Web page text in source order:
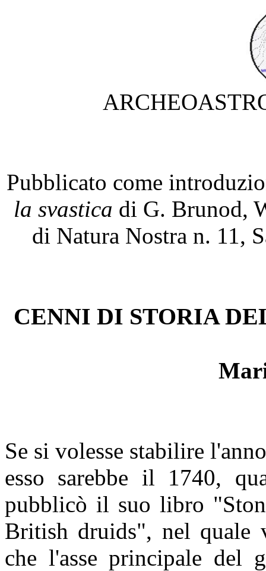
Pubblicato come
la svastica di G. Brunod,
di Natura Nostra n. 11,
CENNI DI STORIA
Se si volesse stabilire
esso sarebbe il 1740,
pubblicò il suo libro
British druids", nel quale
che l'asse principale del